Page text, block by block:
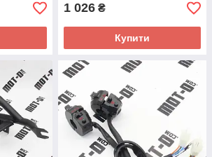
1 026 ₴
Купити